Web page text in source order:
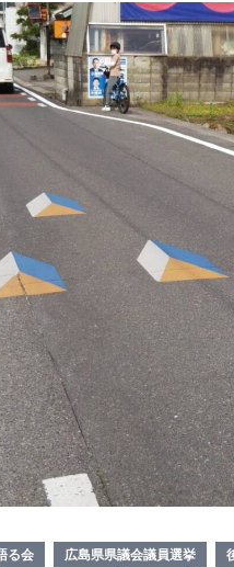
る会 広島県県議会議員選挙